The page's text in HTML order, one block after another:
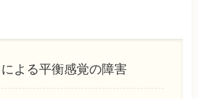
よる平衡感覚の障害